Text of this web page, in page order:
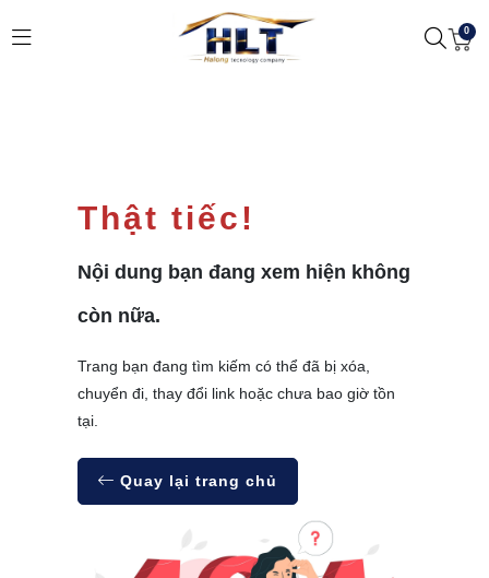
0
Thật tiếc!
Nội dung bạn đang xem hiện không
còn nữa.
Trang bạn đang tìm kiếm có thể đã bị xóa,
chuyển đi, thay đổi link hoặc chưa bao giờ tồn
tại.
Quay lại trang chủ